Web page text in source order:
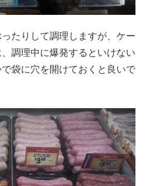
たりして調理しますが、ケー
調理中に爆発するといけない
袋に穴を開けておくと良いで